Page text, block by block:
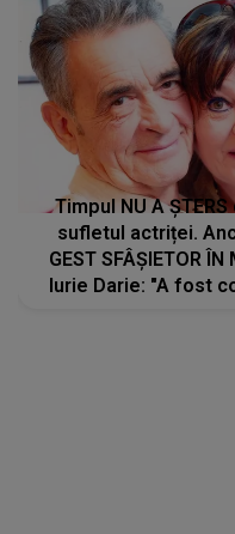
Timpul NU A
sufletul actriței.
GEST SFÂȘIETOR ÎN
Iurie Darie: "A fost